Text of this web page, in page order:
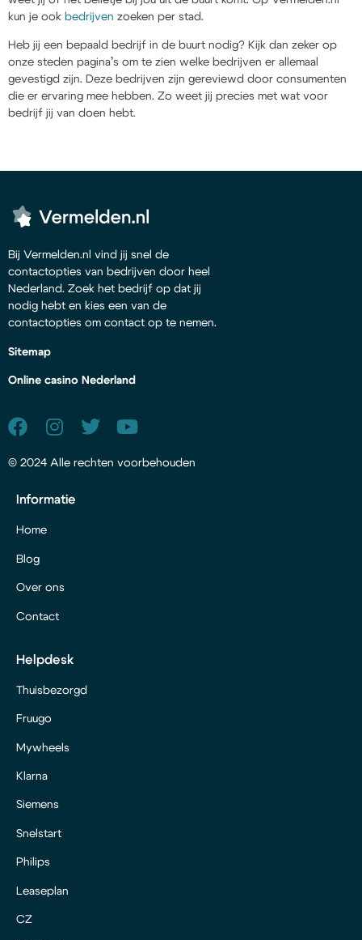
kun je ook bedrijven zoeken per stad.
Heb jij een bepaald bedrijf in de buurt nodig? Kijk dan zeker op
onze steden pagina’s om te zien welke bedrijven er allemaal
gevestigd zijn. Deze bedrijven zijn gereviewd door consumenten
die er ervaring mee hebben. Zo weet jij precies met wat voor
bedrijf jij van doen hebt.
Bij Vermelden.nl vind jij snel de
contactopties van bedrijven door heel
Nederland. Zoek het bedrijf op dat jij
nodig hebt en kies een van de
contactopties om contact op te nemen.
Sitemap
Online casino Nederland
© 2024 Alle rechten voorbehouden
Informatie
Home
Blog
Over ons
Contact
Helpdesk
Thuisbezorgd
Fruugo
Mywheels
Klarna
Siemens
Snelstart
Philips
Leaseplan
CZ